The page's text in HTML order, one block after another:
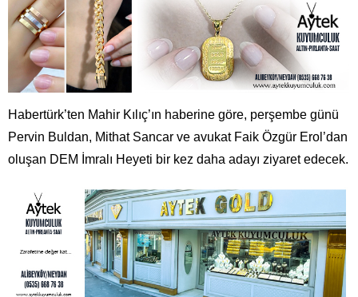
Habertürk’ten Mahir Kılıç’ın haberine göre, perşembe günü
Pervin Buldan, Mithat Sancar ve avukat Faik Özgür Erol’dan
oluşan DEM İmralı Heyeti bir kez daha adayı ziyaret edecek.